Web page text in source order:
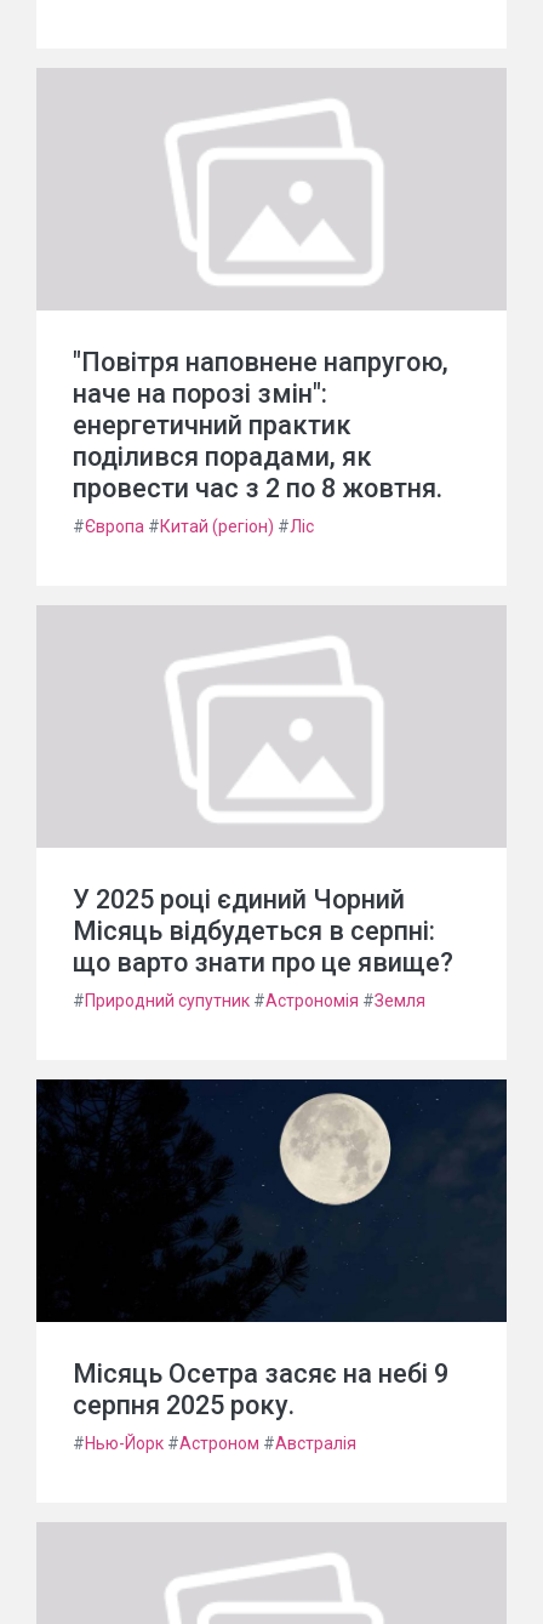
"Повітря наповнене напругою,
наче на порозі змін":
енергетичний практик
поділився порадами, як
провести час з 2 по 8 жовтня.
#Європа #Китай (регіон) #Ліс
У 2025 році єдиний Чорний
Місяць відбудеться в серпні:
що варто знати про це явище?
#Природний супутник #Астрономія #Земля
Місяць Осетра засяє на небі 9
серпня 2025 року.
#Нью-Йорк #Астроном #Австралія